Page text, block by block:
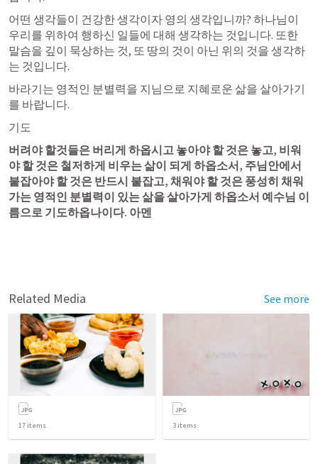
​어떤 생각들이 건강한 생각이자 영의 생각입니까? 하나님이
우리를 위하여 행하신 일들에 대해 생각하는 것입니다. 또한
말슴을 깊이 묵상하는 것, 또 땅의 것이 아닌 위의 것을 생각하
는 것입니다.
​바라기는 영적인 분별력을 지님으로 지혜로운 삶을 살아가기
를 바랍니다.
기도
버려야 할것들은 버리게 하옵시고 놓아야 할 것은 놓고, 비워
야 할 것은 철저하게 비우는 삶이 되게 하옵소서, 주님안에서
붙잡아야 할 것은 반드시 붙잡고, 채워야 할 것은 풍성히 채워
가는 영적인 분별력이 있는 삶을 살아가게 하옵소서 예수님 이
름으로 기도하옵나이다. 아멘
Related Media See more
17 items 3 items